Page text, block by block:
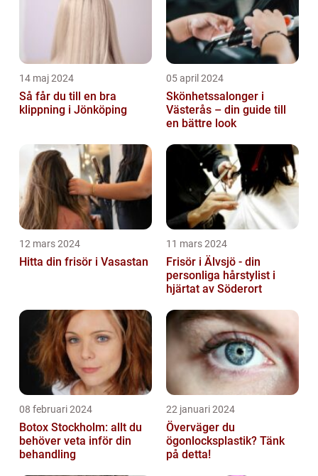
14 maj 2024
Så får du till en bra
klippning i Jönköping
05 april 2024
Skönhetssalonger i
Västerås – din guide till
en bättre look
12 mars 2024
Hitta din frisör i Vasastan
11 mars 2024
Frisör i Älvsjö - din
personliga hårstylist i
hjärtat av Söderort
08 februari 2024
Botox Stockholm: allt du
behöver veta inför din
behandling
22 januari 2024
Överväger du
ögonlocksplastik? Tänk
på detta!